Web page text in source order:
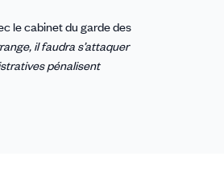
le cabinet du garde des
il faudra s’attaquer
pénalisent